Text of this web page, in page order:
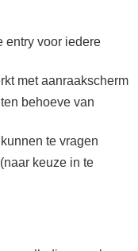
entry voor iedere
met aanraakscherm
behoeve van
te vragen
keuze in te